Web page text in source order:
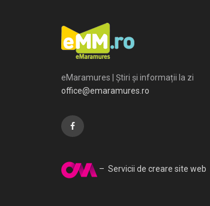
eMaramures | Știri și informații la zi
office@emaramures.ro
– Servicii de creare site web